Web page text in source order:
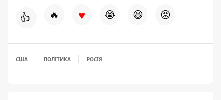
👍 🔥 ♥ 😭 😆 😡
США ПОЛІТИКА РОСІЯ